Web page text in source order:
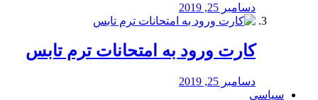
دسامبر 25, 2019
کارت ورود به امتحانات ترم تابس
دسامبر 25, 2019
سیاسی